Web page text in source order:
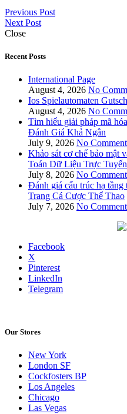
Previous Post
Next Post
Close
Recent Posts
International Page
August 4, 2026 No
Ios Spielautomaten
August 4, 2026 No
Tìm hiểu giải pháp mã
Đánh Giá Khả Ngân
July 9, 2026 No
Khảo sát cơ chế bảo mật
Toán Dữ Liệu Trực Tuyến
July 8, 2026 No
Đánh giá cấu trúc hạ tầng
Trang Cá Cược Thể Thao
July 7, 2026 No
Facebook
X
Pinterest
LinkedIn
Telegram
Our Stores
New York
London SF
Cockfosters BP
Los Angeles
Chicago
Las Vegas